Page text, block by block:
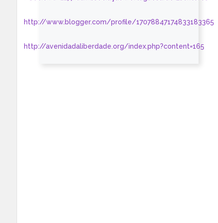
http://www.blogger.com/profile/17078847174833183365
http://avenidadaliberdade.org/index.php?content=165